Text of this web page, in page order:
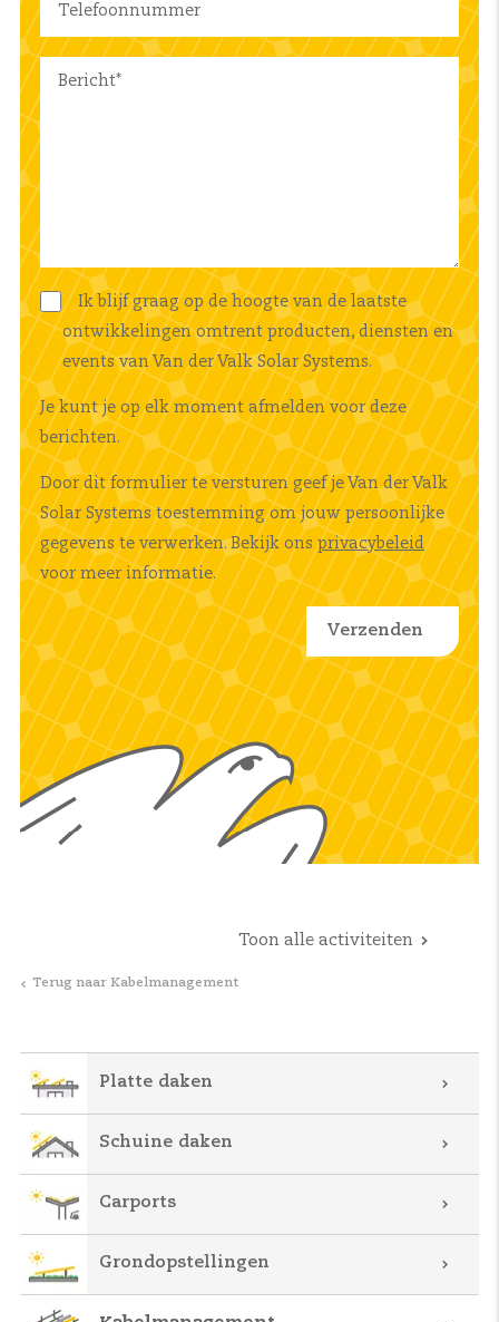
Ik blijf graag op de hoogte van de laatste
ontwikkelingen omtrent producten, diensten en
events van Van der Valk Solar Systems.
Je kunt je op elk moment afmelden voor deze
berichten.
Door dit formulier te versturen geef je Van der Valk
Solar Systems toestemming om jouw persoonlijke
gegevens te verwerken. Bekijk onsprivacybeleid
voor meer informatie.
Toon alle activiteiten
Terug naar Kabelmanagement
Platte daken
Schuine daken
Carports
Grondopstellingen